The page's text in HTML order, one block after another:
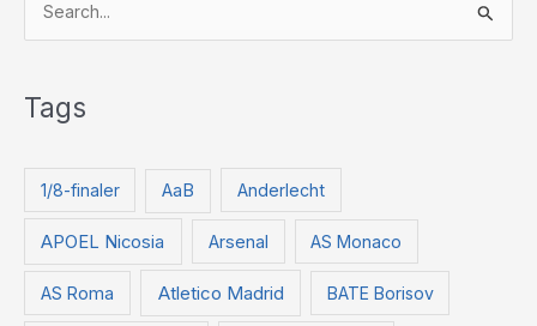
e
e
Tags
1/8-finaler AaB Anderlecht
APOEL Nicosia Arsenal AS Monaco
AS Roma Atletico Madrid BATE Borisov